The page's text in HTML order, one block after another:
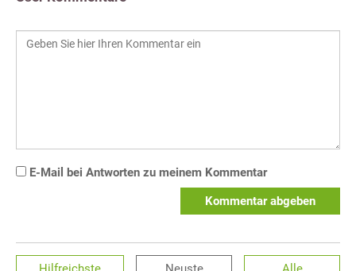
E-Mail bei Antworten zu meinem Kommentar
Kommentar abgeben